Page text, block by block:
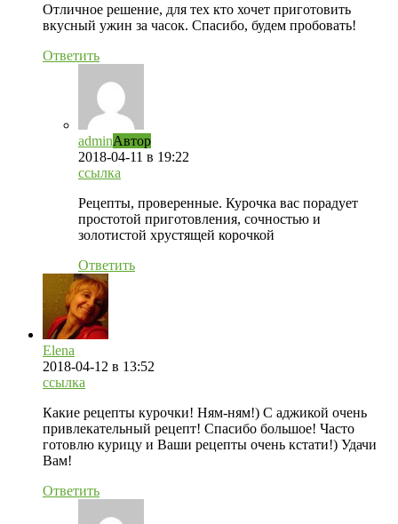
Отличное решение, для тех кто хочет приготовить
вкусный ужин за часок. Спасибо, будем пробовать!
Ответить
adminАвтор
2018-04-11 в 19:22
ссылка
Рецепты, проверенные. Курочка вас порадует
простотой приготовления, сочностью и
золотистой хрустящей корочкой
Ответить
Elena
2018-04-12 в 13:52
ссылка
Какие рецепты курочки! Ням-ням!) С аджикой очень
привлекательный рецепт! Спасибо большое! Часто
готовлю курицу и Ваши рецепты очень кстати!) Удачи
Вам!
Ответить